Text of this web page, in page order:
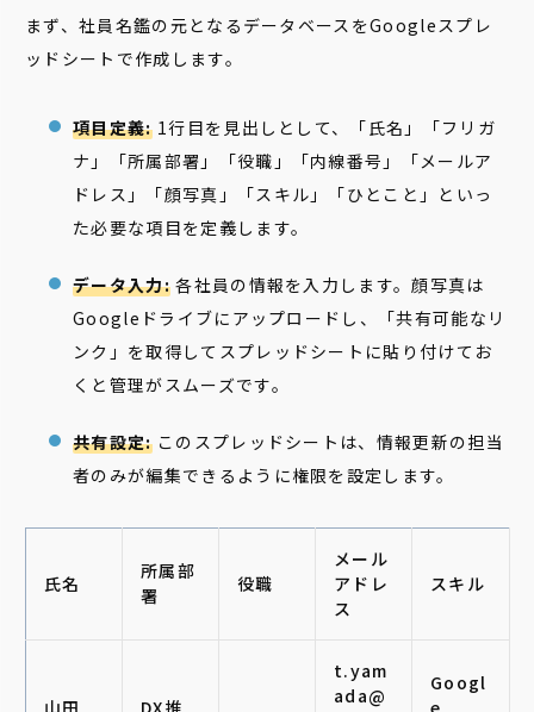
まず、社員名鑑の元となるデータベースをGoogleスプレ
ッドシートで作成します。
項目定義:1行目を見出しとして、「氏名」「フリガ
ナ」「所属部署」「役職」「内線番号」「メールア
ドレス」「顔写真」「スキル」「ひとこと」といっ
た必要な項目を定義します。
データ入力:各社員の情報を入力します。顔写真は
Googleドライブにアップロードし、「共有可能なリ
ンク」を取得してスプレッドシートに貼り付けてお
くと管理がスムーズです。
共有設定:このスプレッドシートは、情報更新の担当
者のみが編集できるように権限を設定します。
氏名
所属部
署
役職
メール
アドレ
ス
スキル
山田
DX推
t.yam
ada@
Googl
e